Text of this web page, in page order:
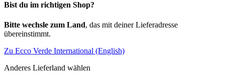
Bist du im richtigen Shop?
Bitte wechsle zum Land, das mit deiner Lieferadresse
übereinstimmt.
Zu Ecco Verde International (English)
Anderes Lieferland wählen